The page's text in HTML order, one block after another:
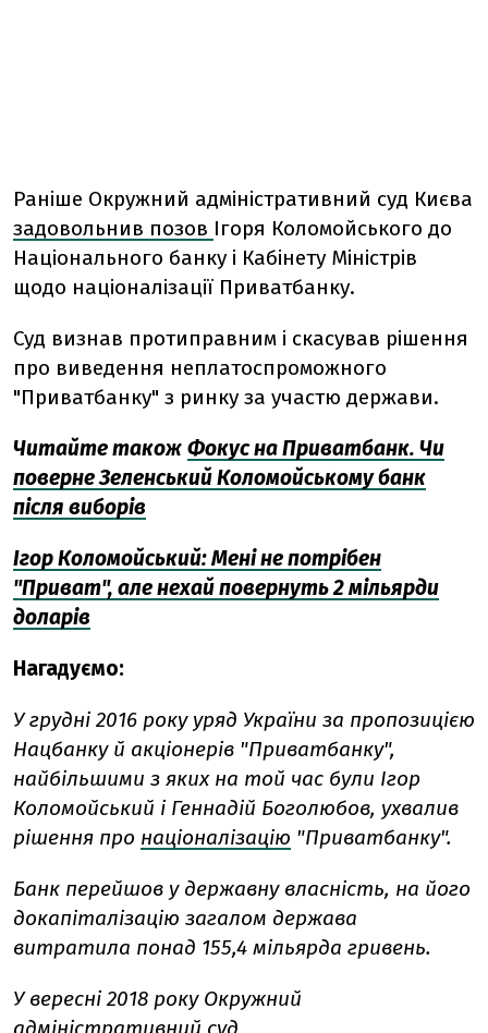
Раніше Окружний адміністративний суд Києва
задовольнив позов Ігоря Коломойського до
Національного банку і Кабінету Міністрів
щодо націоналізації Приватбанку.
Суд визнав протиправним і скасував рішення
про виведення неплатоспроможного
"Приватбанку" з ринку за участю держави.
Читайте також Фокус на Приватбанк. Чи
поверне Зеленський Коломойському банк
після виборів
Ігор Коломойський: Мені не потрібен
"Приват", але нехай повернуть 2 мільярди
доларів
Нагадуємо:
У грудні 2016 року уряд України за пропозицією
Нацбанку й акціонерів "Приватбанку",
найбільшими з яких на той час були Ігор
Коломойський і Геннадій Боголюбов, ухвалив
рішення про націоналізацію "Приватбанку".
Банк перейшов у державну власність, на його
докапіталізацію загалом держава
витратила понад 155,4 мільярда гривень.
У вересні 2018 року Окружний
адміністративний суд